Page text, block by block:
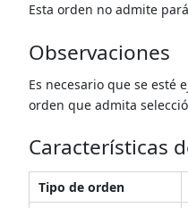
Esta orden no admite
Observaciones
Es necesario que se esté
orden que admita
Características
Tipo de orden